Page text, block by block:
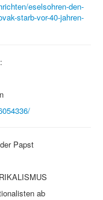
eselsohren-den-
starb-vor-40-jahren-
Papst
ab